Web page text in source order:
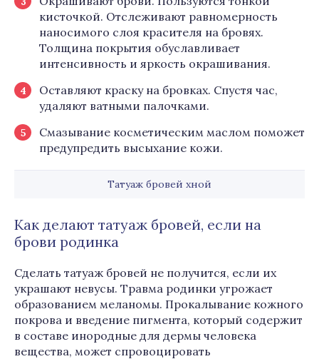
кисточкой. Отслеживают равномерность
наносимого слоя красителя на бровях.
Толщина покрытия обуславливает
интенсивность и яркость окрашивания.
Оставляют краску на бровках. Спустя час,
удаляют ватными палочками.
Смазывание косметическим маслом поможет
предупредить высыхание кожи.
Татуаж бровей хной
Как делают татуаж бровей, если на
брови родинка
Сделать татуаж бровей не получится, если их
украшают невусы. Травма родинки угрожает
образованием меланомы. Прокалывание кожного
покрова и введение пигмента, который содержит
в составе инородные для дермы человека
вещества, может спровоцировать